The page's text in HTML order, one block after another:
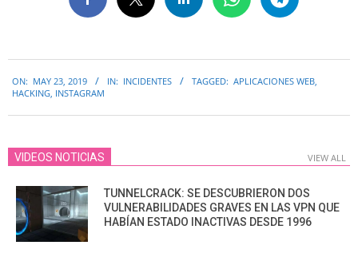
05-
ON: MAY 23, 2019 IN: INCIDENTES TAGGED: APLICACIONES WEB,
HACKING, INSTAGRAM
VIDEOS NOTICIAS VIEW ALL
TUNNELCRACK: SE DESCUBRIERON DOS
VULNERABILIDADES GRAVES EN LAS VPN QUE
HABÍAN ESTADO INACTIVAS DESDE 1996